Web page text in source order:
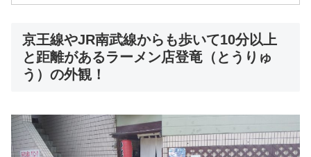
京王線やJR南武線からも歩いて10分以上
と距離があるラーメン店登竜（とうりゅ
う）の外観！